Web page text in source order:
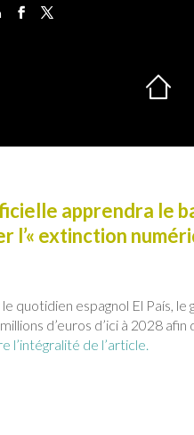
apprendra le
l’« extinction
quotidien espagnol El País,
d’euros d’ici à 2028
l’intégralité de l’article.